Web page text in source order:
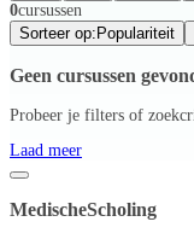
0cursussen
Sorteer op: Populariteit
Geen cursussen
Probeer je filters of
Laad meer
MedischeScholing